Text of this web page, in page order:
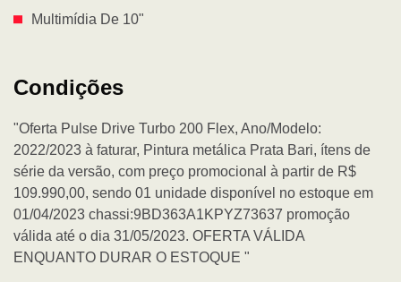
Multimídia De 10"
Condições
"Oferta Pulse Drive Turbo 200 Flex, Ano/Modelo:
2022/2023 à faturar, Pintura metálica Prata Bari, ítens de
série da versão, com preço promocional à partir de R$
109.990,00, sendo 01 unidade disponível no estoque em
01/04/2023 chassi:9BD363A1KPYZ73637 promoção
válida até o dia 31/05/2023. OFERTA VÁLIDA
ENQUANTO DURAR O ESTOQUE "